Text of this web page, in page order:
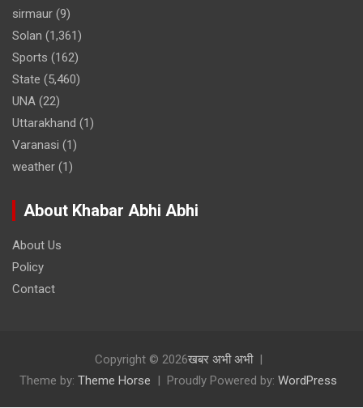
sirmaur (9)
Solan (1,361)
Sports (162)
State (5,460)
UNA (22)
Uttarakhand (1)
Varanasi (1)
weather (1)
About Khabar Abhi Abhi
About Us
Policy
Contact
Copyright © 2026खबर अभी अभी
Theme by: Theme Horse Proudly Powered by: WordPress